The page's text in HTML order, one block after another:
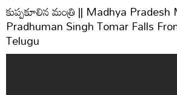
కుప్పకూలిన మంత్రి || Madhya
Pradhuman Singh Tomar Falls
Telugu